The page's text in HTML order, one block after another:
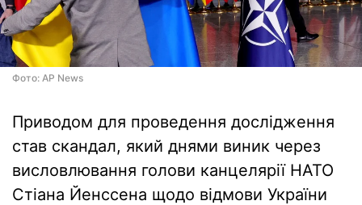
Фото: AP News
Приводом для проведення дослідження
став скандал, який днями виник через
висловлювання голови канцелярії НАТО
Стіана Йенссена щодо відмови України